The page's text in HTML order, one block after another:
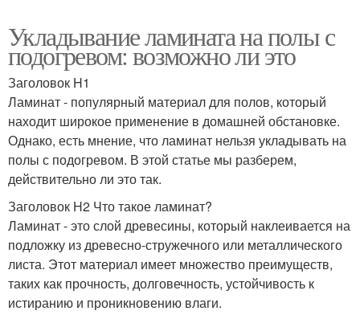
Укладывание ламината на полы с
подогревом: возможно ли это
Заголовок H1
Ламинат - популярный материал для полов, который
находит широкое применение в домашней обстановке.
Однако, есть мнение, что ламинат нельзя укладывать на
полы с подогревом. В этой статье мы разберем,
действительно ли это так.
Заголовок H2 Что такое ламинат?
Ламинат - это слой древесины, который наклеивается на
подложку из древесно-стружечного или металлического
листа. Этот материал имеет множество преимуществ,
таких как прочность, долговечность, устойчивость к
истиранию и проникновению влаги.